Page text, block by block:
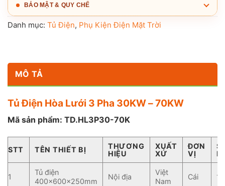
BẢO MẬT & QUY CHẾ
Danh mục: Tủ Điện, Phụ Kiện Điện Mặt Trời
MÔ TẢ
Tủ Điện Hòa Lưới 3 Pha 30KW – 70KW
Mã sản phẩm: TD.HL3P30-70K
STT TÊN THIẾT BỊ
THƯƠNG
HIỆU
XUẤT
XỨ
ĐƠN
VỊ
1
Tủ điện
400x600x250mm
Nội địa
Việt
Nam
Cái 1